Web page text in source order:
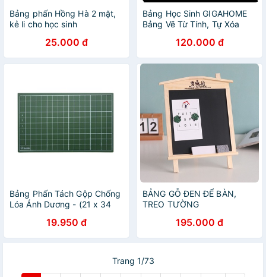
Bảng phấn Hồng Hà 2 mặt,
kẻ li cho học sinh
25.000 đ
Bảng Học Sinh GIGAHOME
Bảng Vẽ Từ Tính, Tự Xóa
Tiện Lợi 10426
120.000 đ
Bảng Phấn Tách Gộp Chống
Lóa Ánh Dương - (21 x 34
19.950 đ
BẢNG GỖ ĐEN ĐỂ BÀN,
TREO TƯỜNG
195.000 đ
Trang 1/73